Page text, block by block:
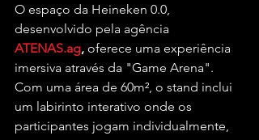
O espaço da Heineken 0.0,
desenvolvido pela agência
ATENAS.ag, oferece uma experiência
imersiva através da "Game Arena".
Com uma área de 60m², o stand inclui
um labirinto interativo onde os
participantes jogam individualmente,